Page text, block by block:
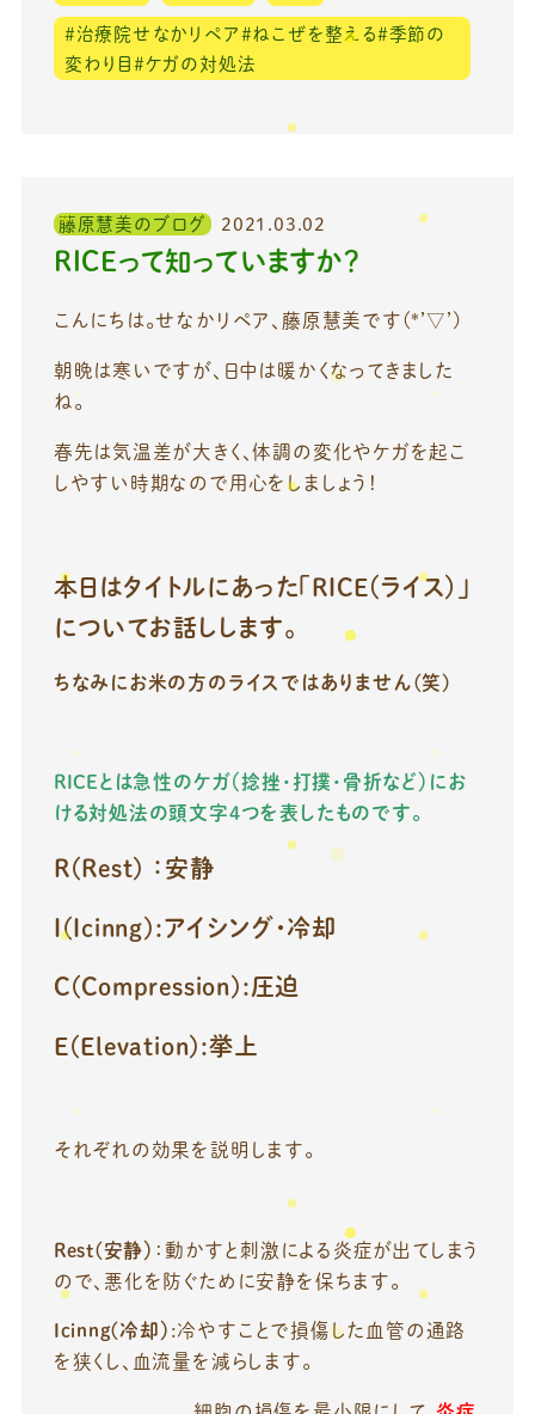
＃治療院せなかリペア＃ねこぜを整える＃季節の
変わり目＃ケガの対処法
藤原慧美のブログ 2021.03.02
RICEって知っていますか？
こんにちは。せなかリペア、藤原慧美です(*’▽’)
朝晩は寒いですが、日中は暖かくなってきました
ね。
春先は気温差が大きく、体調の変化やケガを起こ
しやすい時期なので用心をしましょう！
本日はタイトルにあった「RICE（ライス）」
についてお話しします。
ちなみにお米の方のライスではありません(笑)
RICEとは急性のケガ（捻挫・打撲・骨折など）にお
ける対処法の頭文字4つを表したものです。
R(Rest) ：安静
I(Icinng):アイシング・冷却
C(Compression):圧迫
E(Elevation):挙上
それぞれの効果を説明します。
Rest(安静） ：動かすと刺激による炎症が出てしまう
ので、悪化を防ぐために安静を保ちます。
Icinng(冷却） :冷やすことで損傷した血管の通路
を狭くし、血流量を減らします。